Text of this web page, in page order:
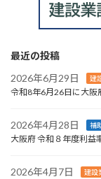
最近の投稿
2026年6月29日
建
令和8年6月26日に大阪
2026年4月28日 補
大阪府 令和８年度利益
2026年4月7日 建設